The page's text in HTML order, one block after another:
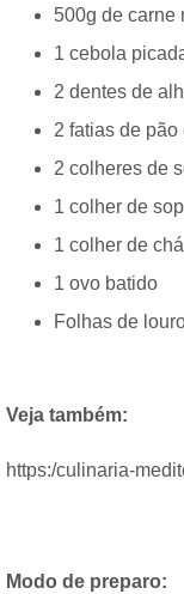
500g de carne
1 cebola
2 dentes de
2 fatias de
2 colheres de
1 colher de
1 colher de
1 ovo batido
Folhas de
Veja também:
https:/culinaria-
Modo de preparo: